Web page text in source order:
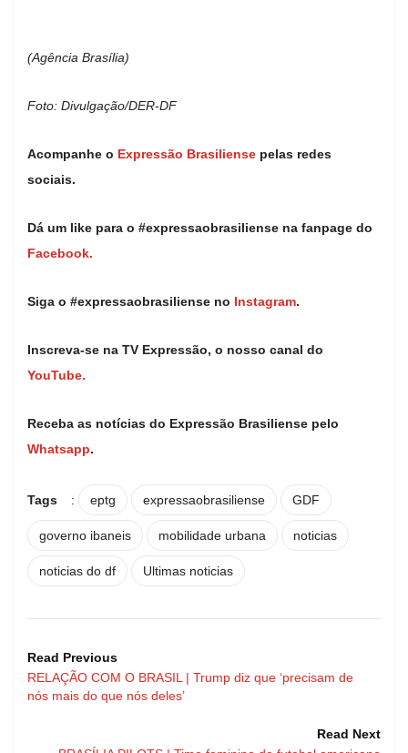
(Agência Brasília)
Foto: Divulgação/DER-DF
Acompanhe o Expressão Brasiliense pelas redes
sociais.
Dá um like para o #expressaobrasiliense na fanpage do
Facebook.
Siga o #expressaobrasiliense no Instagram.
Inscreva-se na TV Expressão, o nosso canal do
YouTube.
Receba as notícias do Expressão Brasiliense pelo
Whatsapp.
Tags : eptg expressaobrasiliense GDF
governo ibaneis mobilidade urbana noticias
noticias do df Ultimas noticias
Read Previous
RELAÇÃO COM O BRASIL | Trump diz que ‘precisam de
nós mais do que nós deles’
Read Next